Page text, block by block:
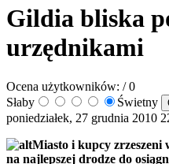
Gildia bliska
urzędnikami
Ocena użytkowników: / 0
Słaby
Świetny
poniedziałek, 27 grudnia 2010
Miasto i kupcy zrzeszeni
na najlepszej drodze do